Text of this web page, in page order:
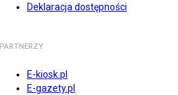
Deklaracja dostępności
PARTNERZY
E-kiosk.pl
E-gazety.pl